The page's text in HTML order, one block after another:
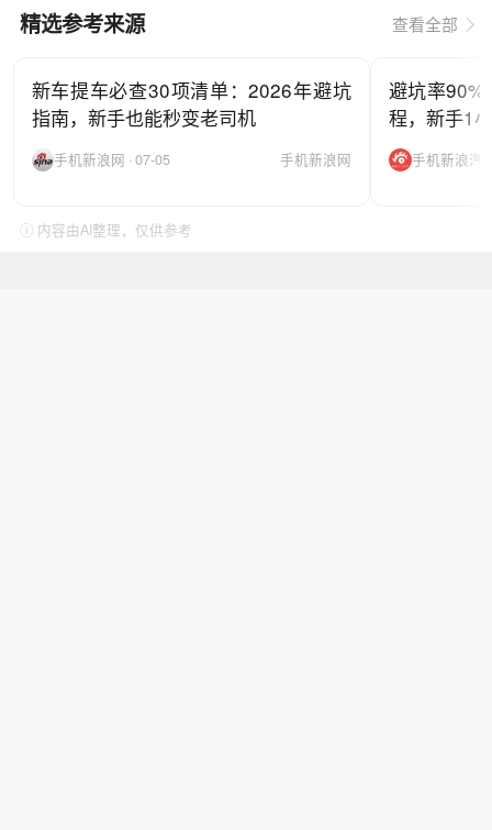
精选参考来源 查看全部
新车提车必查30项清单：2026年避坑
指南，新手也能秒变老司机
手机新浪网 · 07-05 手机新浪网
避坑率
程，新手1
手机新浪汽
ⓘ 内容由AI整理，仅供参考